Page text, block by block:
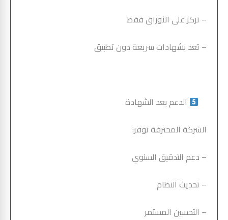
– تركز على الأوراق فقط
– تعد بشهادات سريعة دون تطبيق
الدعم بعد الشهادة
الشركة المحترفة توفر:
– دعم التدقيق السنوي
– تحديث النظام
– التحسين المستمر